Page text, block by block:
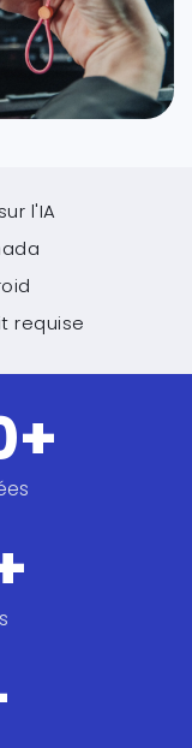
l'IA
requise
+